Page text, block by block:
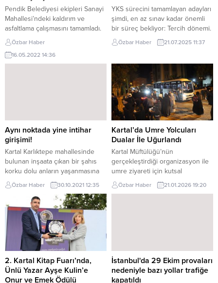
Pendik Belediyesi ekipleri Sanayi
Mahallesi’ndeki kaldırım ve
asfaltlama çalışmasını tamamladı.
Çalışma kapsamında mahalledeki
tüm sokaklara dayanıklı beton
kaldırım yapıldı. Yeni kaldırımlar
Hidayet Sokak olmak üzere
mahallenin tüm...
Özbar Haber
16.05.2022 14:36
YKS sürecini tamamlayan adayları
şimdi, en az sınav kadar önemli
bir süreç bekliyor: Tercih dönemi.
İstanbul Rumeli Üniversitesi
Rehberlik ve Tanıtım Koordinatörü
göre yapılan tercihin uzun
vadede mutsuz bir kariyer
yolculuğuna neden olabileceğini
belirterek, adayları ilgi alanlarına
göre tercih yapmaları konusunda
uyardı. Kuzgun, başarı ve
mutluluğun,...
Özbar Haber 21.07.2025 11:37
Aynı noktada yine intihar
girişimi!
Kartal Karlıktepe mahallesinde
bulunan inşaata çıkan bir şahıs
korku dolu anların yaşanmasına
neden oldu
Özbar Haber 30.10.2021 12:35
Kartal’da Umre Yolcuları
Dualar İle Uğurlandı
Kartal Müftülüğü’nün
gerçekleştirdiği organizasyon ile
umre ziyareti için kutsal
topraklara giden 240 Kartallı
vatandaş dualar ile uğurlandı.
Yardımcısı Av. Hayri Doğruyol,
Kartal Belediyesi Başkan...
Özbar Haber 21.01.2026 19:20
2. Kartal Kitap Fuarı’nda,
Ünlü Yazar Ayşe Kulin’e
Onur ve Emek Ödülü
İstanbul'da 29 Ekim provaları
nedeniyle bazı yollar trafiğe
kapatıldı